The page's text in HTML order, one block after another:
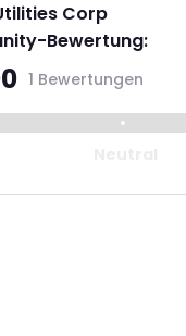
Corp
Bewertung:
1 Bewertungen